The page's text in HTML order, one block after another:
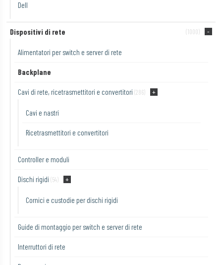
Dell
Dispositivi di rete (1000)
Alimentatori per switch e server di rete
Backplane
Cavi di rete, ricetrasmettitori e convertitori (286)
Cavi e nastri
Ricetrasmettitori e convertitori
Controller e moduli
Dischi rigidi (54)
Cornici e custodie per dischi rigidi
Guide di montaggio per switch e server di rete
Interruttori di rete